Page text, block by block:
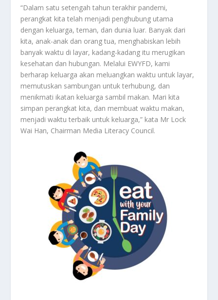
“Dalam satu setengah tahun terakhir pandemi,
perangkat kita telah menjadi penghubung utama
dengan keluarga, teman, dan dunia luar. Banyak dari
kita, anak-anak dan orang tua, menghabiskan lebih
banyak waktu di layar, kadang-kadang itu merugikan
kesehatan dan hubungan. Melalui EWYFD, kami
berharap keluarga akan meluangkan waktu untuk layar,
memutuskan sambungan untuk terhubung, dan
menikmati ikatan keluarga sambil makan. Mari kita
simpan perangkat kita, dan membuat waktu makan,
menjadi waktu terbaik untuk keluarga,” kata Mr Lock
Wai Han, Chairman Media Literacy Council.